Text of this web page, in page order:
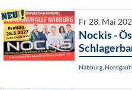
Fr 28. Mai
Nockis -
Nabburg,